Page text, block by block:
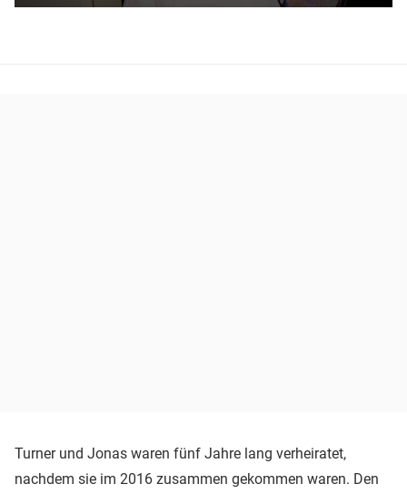
Turner und Jonas waren fünf Jahre lang verheiratet,
nachdem sie im 2016 zusammen gekommen waren. Den